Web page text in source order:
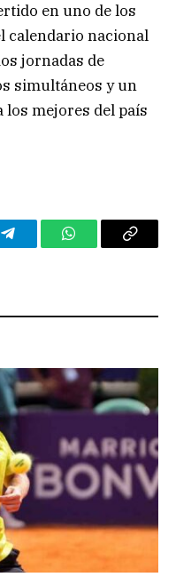
en uno de los
calendario nacional
jornadas de
simultáneos y un
los mejores del país
TelegramWhatsAppCopy